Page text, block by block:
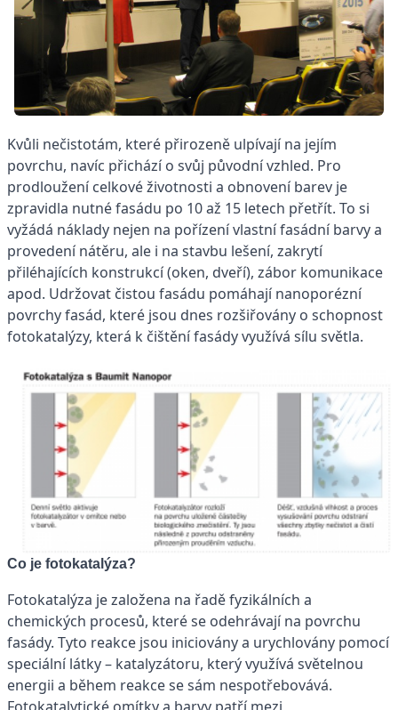
Kvůli nečistotám, které přirozeně ulpívají na jejím
povrchu, navíc přichází o svůj původní vzhled. Pro
prodloužení celkové životnosti a obnovení barev je
zpravidla nutné fasádu po 10 až 15 letech přetřít. To si
vyžádá náklady nejen na pořízení vlastní fasádní barvy a
provedení nátěru, ale i na stavbu lešení, zakrytí
přiléhajících konstrukcí (oken, dveří), zábor komunikace
apod. Udržovat čistou fasádu pomáhají nanoporézní
povrchy fasád, které jsou dnes rozšiřovány o schopnost
fotokatalýzy, která k čištění fasády využívá sílu světla.
Co je fotokatalýza?
Fotokatalýza je založena na řadě fyzikálních a
chemických procesů, které se odehrávají na povrchu
fasády. Tyto reakce jsou iniciovány a urychlovány pomocí
speciální látky – katalyzátoru, který využívá světelnou
energii a během reakce se sám nespotřebovává.
Fotokatalytické omítky a barvy patří mezi